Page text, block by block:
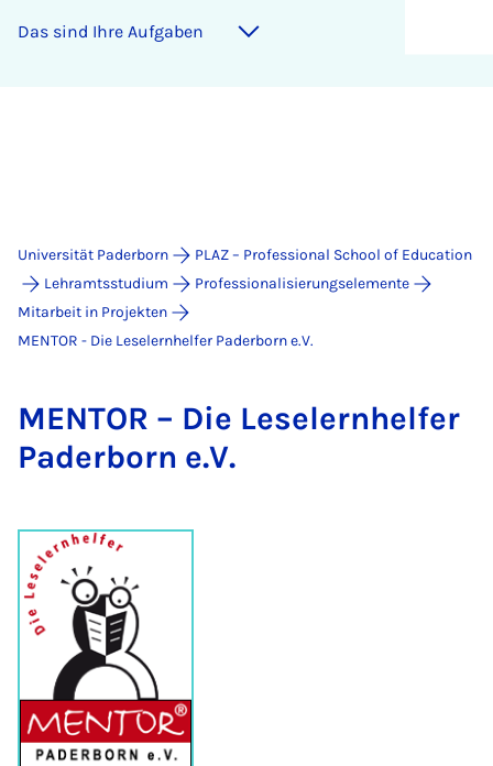
Das sind Ihre Aufgaben
Universität Paderborn
PLAZ – Professional School of Education
Lehramtsstudium
Professionalisierungselemente
Mitarbeit in Projekten
MENTOR - Die Leselernhelfer Paderborn e.V.
MEN­TOR – Die Le­se­lern­hel­fer
Pa­der­born e.V.